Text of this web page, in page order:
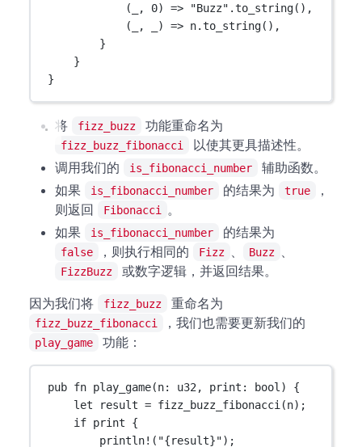
(_, 0) => "Buzz" .to_string(),
(_, _) => n.to_string(),
}
}
}
将 fizz_buzz 功能重命名为
fizz_buzz_fibonacci
以使其更具描述性。
调用我们的
is_fibonacci_number
辅助函数。
如果
is_fibonacci_number 的结果为 true
，
则返回
Fibonacci
。
如果
is_fibonacci_number 的结果为
false ，则执行相同的 Fizz Buzz
FizzBuzz
或数字逻辑，并返回结果。
因为我们将
fizz_buzz 重命名为
fizz_buzz_fibonacci ，我们也需要更新我们的
play_game 功能：
pub fn play_game(n: u32, print : bool) {
let result = fizz_buzz_fibonacci(n);
if print {
println! ( "{result}");